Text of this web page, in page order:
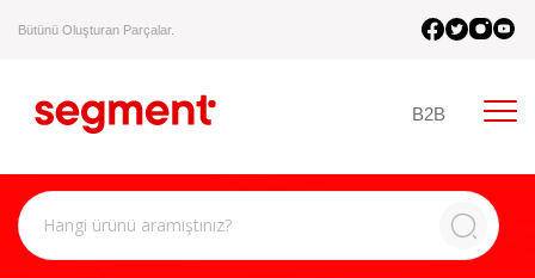
Bütünü Oluşturan Parçalar.
B2B